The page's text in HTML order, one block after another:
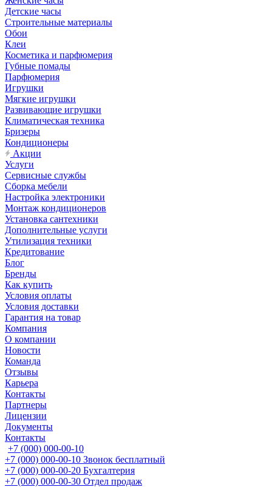
Детские часы
Строительные материалы
Обои
Клеи
Косметика и парфюмерия
Губные помады
Парфюмерия
Игрушки
Мягкие игрушки
Развивающие игрушки
Климатическая техника
Бризеры
Кондиционеры
Акции
Услуги
Сервисные службы
Сборка мебели
Настройка электроники
Монтаж кондиционеров
Установка сантехники
Дополнительные услуги
Утилизация техники
Кредитование
Блог
Бренды
Как купить
Условия оплаты
Условия доставки
Гарантия на товар
Компания
О компании
Новости
Команда
Отзывы
Карьера
Контакты
Партнеры
Лицензии
Документы
Контакты
+7 (000) 000-00-10
+7 (000) 000-00-10 Звонок бесплатный
+7 (000) 000-00-20 Бухгалтерия
+7 (000) 000-00-30 Отдел продаж